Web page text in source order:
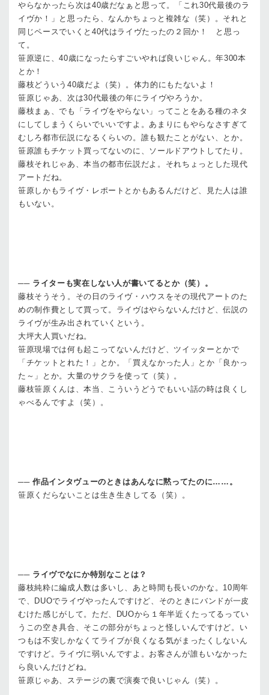
やらなかったら次は40歳だなぁと思って。「これ30代最後のラ
イヴか！」と思ったら、なんかちょっと複雑な（笑）。それと
同じペースでいくと40代はライヴたったの２回か！ と思っ
て。
笹原逆に、40歳になったらすごいやれば良いじゃん。年300本
とか！
藤枝どういう40歳だよ（笑）。体力的にもたないよ！
笹原 じゃあ、次は30代最後の年にライヴやろうか。
藤枝まぁ、でも「ライヴをやらない」ってことをある種のネタ
にしてしまうくらいでいいですよ。あまりにもやらなさすぎて
むしろ都市伝説になるくらいの。誰も観たことがない、とか。
笹原誰もチケット買ってないのに、ソールドアウトしてたり。
藤枝それじゃあ、本当の都市伝説だよ。それちょっとした現代
アートだね。
笹原しかもライヴ・レポートとかもあるんだけど、見た人は誰
もいない。
── ライターも実在しない人が書いてるとか（笑）。
藤枝そうそう。その日のライヴ・ハウスをその現代アートのた
めの制作費として買って。ライヴはやらないんだけど、伝説の
ライヴが生み出されていくという。
大坪大人買いだね。
笹原現場では何も起こってないんだけど、ツイッターとかで
「チケットとれた！」とか。「買えなかった人」とか「良かっ
た～」とか。大量のサクラを使って（笑）。
藤枝笹原くんは、本当、こういうどうでもいい話の時は良くし
ゃべるんですよ（笑）。
── 作品インタヴューのときはあんなに黙ってたのに……。
笹原 くだらないことは生き生きしてる（笑）。
── ライヴでなにか特別なことは？
藤枝純粋に編成人数は多いし、あと時間も長いのかな。10周年
で、DUOでライヴやったんですけど、そのときにバンドが一皮
むけた感じがして。ただ、DUOから１年半近くたってるってい
うこの空き具合、そこの部分がちょっと怪しいんですけど。い
つもは不安しかなくてライブが良くなる気がまったくしないん
ですけど。ライヴに弱いんですよ。お客さんが誰もいなかった
ら良いんだけどね。
笹原 じゃあ、ステージの裏で演奏で良いじゃん（笑）。